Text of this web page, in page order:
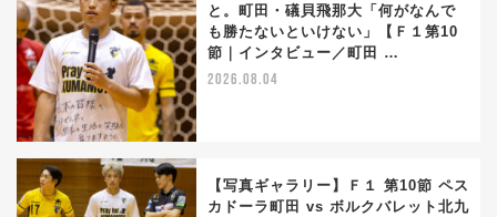
と。町田・礒貝飛那大「何がなんで
も勝たないといけない」【Ｆ１第10
節｜インタビュー／町田 …
2026.08.04
【写真ギャラリー】Ｆ１ 第10節 ペス
カドーラ町田 vs ボルクバレット北九